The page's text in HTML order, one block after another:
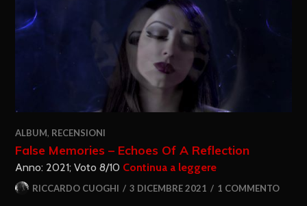
ALBUM, RECENSIONI
False Memories – Echoes Of A Reflection
Anno: 2021; Voto 8/10 Continua a leggere
RICCARDO CUOGHI 3 DICEMBRE 2021 1 COMMENTO